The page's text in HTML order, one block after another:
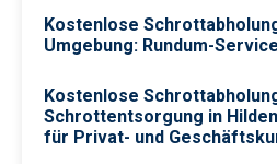
Kostenlose
Umgebung: Rundum-
Kostenlose
Schrottentsorgung in
für Privat- und